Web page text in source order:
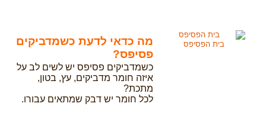
בית הפסיפס
מה כדאי לדעת כשמדביקים
פסיפס?
כשמדביקים פסיפס יש לשים לב על
איזה חומר מדביקים, עץ, בטון,
מתכת?
לכל חומר יש דבק שמתאים עבורו.